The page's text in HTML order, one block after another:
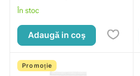
40 ml.
În stoc
Adaugă in coş
Promoție